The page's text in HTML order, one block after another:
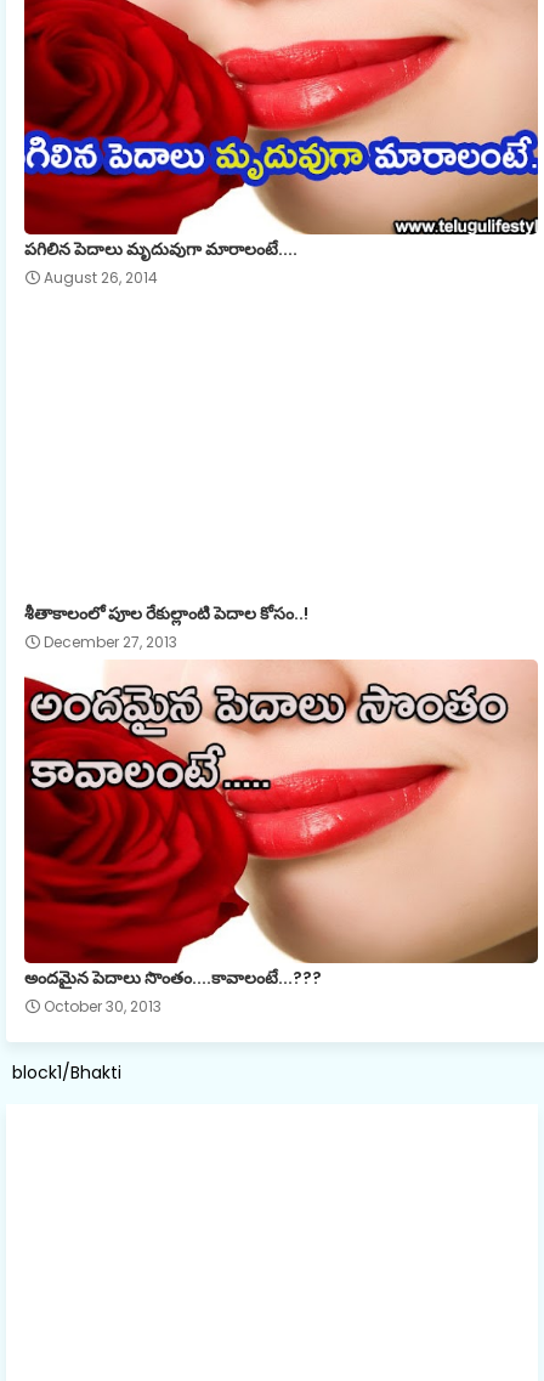
పగిలిన పెదాలు మృదువుగా మారాలంటే....
August 26, 2014
శీతాకాలంలో పూల రేకుల్లాంటి పెదాల కోసం..!
December 27, 2013
అందమైన పెదాలు సొంతం....కావాలంటే...???
October 30, 2013
block1/Bhakti